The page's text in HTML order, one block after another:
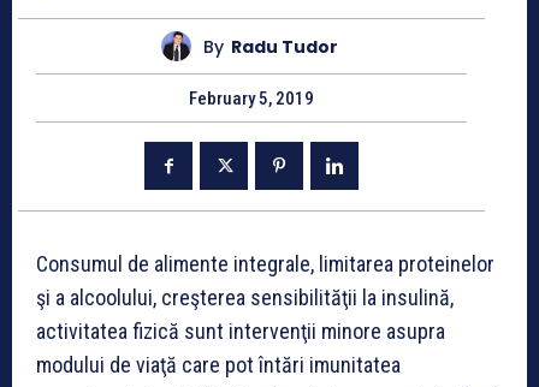
By Radu Tudor
February 5, 2019
Consumul de alimente integrale, limitarea proteinelor
şi a alcoolului, creşterea sensibilităţii la insulină,
activitatea fizică sunt intervenţii minore asupra
modului de viaţă care pot întări imunitatea